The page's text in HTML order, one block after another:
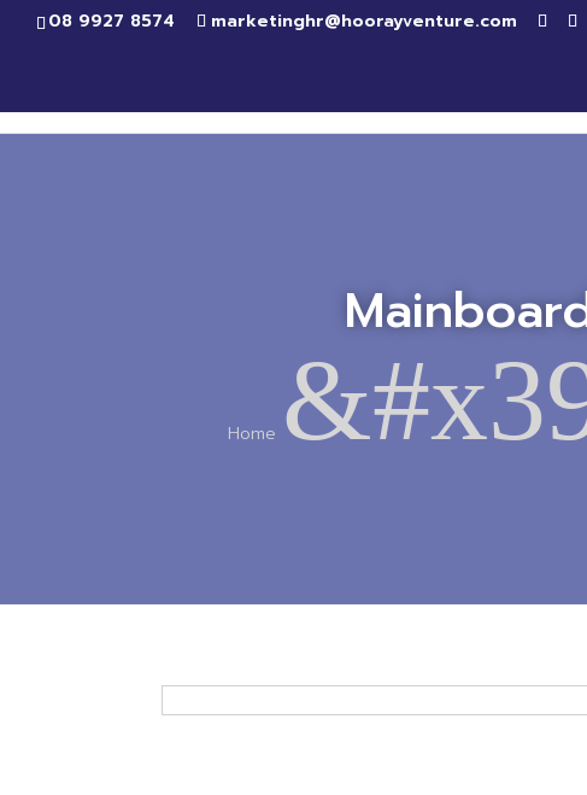
08 9927 8574 marketinghr@hoorayventure.com
Home